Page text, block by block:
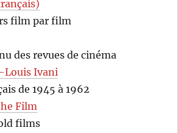
film par film
des revues de cinéma
Louis Ivani
de 1945 à 1962
Film
films